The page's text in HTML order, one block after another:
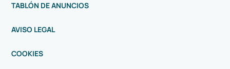
TABLÓN DE ANUNCIOS
AVISO LEGAL
COOKIES